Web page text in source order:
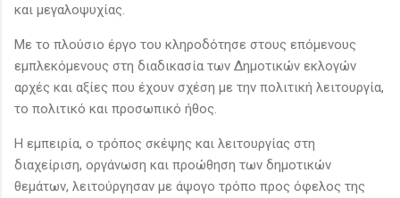
και μεγαλοψυχίας.
Με το πλούσιο έργο του κληροδότησε στους επόμενους
εμπλεκόμενους στη διαδικασία των Δημοτικών εκλογών
αρχές και αξίες που έχουν σχέση με την πολιτική λειτουργία,
το πολιτικό και προσωπικό ήθος.
Η εμπειρία, ο τρόπος σκέψης και λειτουργίας στη
διαχείριση, οργάνωση και προώθηση των δημοτικών
θεμάτων, λειτούργησαν με άψογο τρόπο προς όφελος της